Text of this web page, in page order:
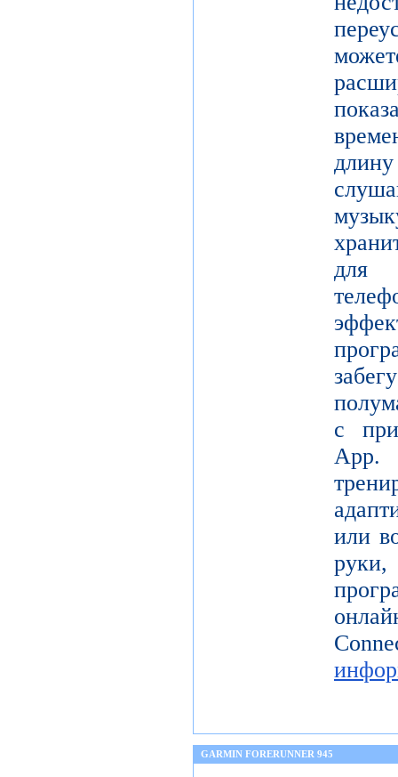
для
с
App.
или
GARMIN FORERUNNER 945